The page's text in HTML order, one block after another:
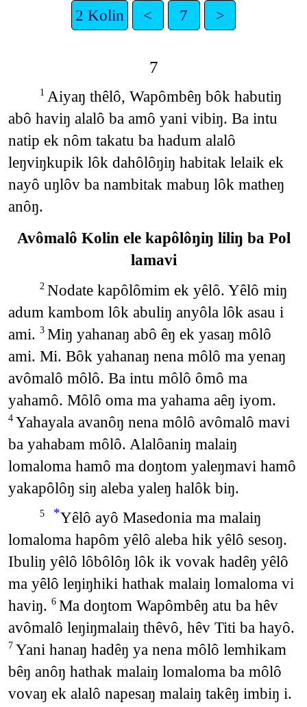
2 Kolin < 7 >
7
1 Aiyaŋ thêlô, Wapômbêŋ bôk habutiŋ
abô haviŋ alalô ba amô yani vibiŋ. Ba intu
natip ek nôm takatu ba hadum alalô
leŋviŋkupik lôk dahôlôŋiŋ habitak lelaik ek
nayô uŋlôv ba nambitak mabuŋ lôk matheŋ
anôŋ.
Avômalô Kolin ele kapôlôŋiŋ liliŋ ba Pol
lamavi
2 Nodate kapôlômim ek yêlô. Yêlô miŋ
adum kambom lôk abuliŋ anyôla lôk asau i
ami. 3 Miŋ yahanaŋ abô êŋ ek yasaŋ môlô
ami. Mi. Bôk yahanaŋ nena môlô ma yenaŋ
avômalô môlô. Ba intu môlô ômô ma
yahamô. Môlô oma ma yahama aêŋ iyom.
4 Yahayala avanôŋ nena môlô avômalô mavi
ba yahabam môlô. Alalôaniŋ malaiŋ
lomaloma hamô ma doŋtom yaleŋmavi hamô
yakapôlôŋ siŋ aleba yaleŋ halôk biŋ.
5 *Yêlô ayô Masedonia ma malaiŋ
lomaloma hapôm yêlô aleba hik yêlô sesoŋ.
Ibuliŋ yêlô lôbôlôŋ lôk ik vovak hadêŋ yêlô
ma yêlô leŋiŋhiki hathak malaiŋ lomaloma vi
haviŋ. 6 Ma doŋtom Wapômbêŋ atu ba hêv
avômalô leŋiŋmalaiŋ thêvô, hêv Titi ba hayô.
7 Yani hanaŋ hadêŋ ya nena môlô lemhikam
bêŋ anôŋ hathak malaiŋ lomaloma ba môlô
vovaŋ ek alalô napesaŋ malaiŋ takêŋ imbiŋ i.